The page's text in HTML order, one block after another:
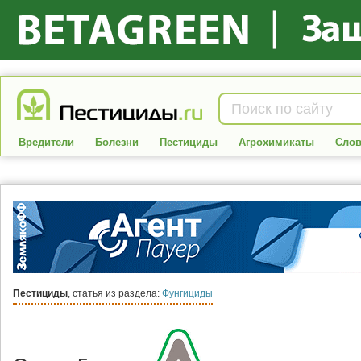
Вредители Болезни Пестициды Агрохимикаты
Пестициды, статья из раздела: Фунгициды